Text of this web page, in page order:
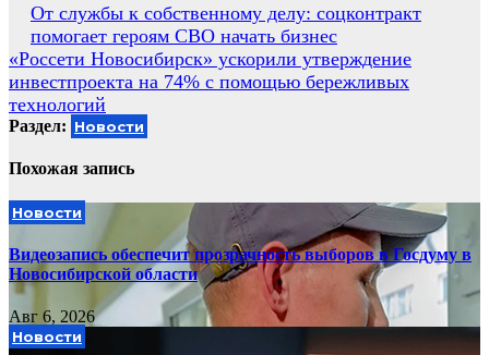
Навигация
по
записям
От службы к собственному делу: соцконтракт
помогает героям СВО начать бизнес
«Россети Новосибирск» ускорили утверждение
инвестпроекта на 74% с помощью бережливых
технологий
Раздел: Новости
Похожая запись
Новости
Видеозапись обеспечит прозрачность выборов в Госдуму в
Новосибирской области
Авг 6, 2026
Новости